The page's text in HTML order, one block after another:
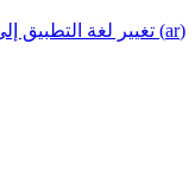
(ar) تغيير لغة التطبيق إلى العربية